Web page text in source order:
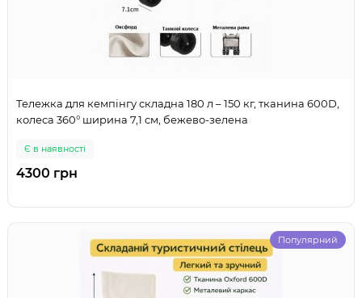
Тележка для кемпінгу складна 180 л – 150 кг, тканина 600D,
колеса 360° ширина 7,1 см, бежево-зелена
Є в наявності
4300 грн
Популярний